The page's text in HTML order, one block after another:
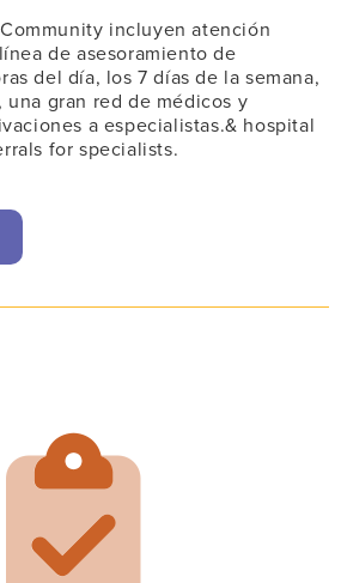
incluyen atención
de asesoramiento de
del día, los 7 días de la semana,
una gran red de médicos y
a especialistas.& hospital
for specialists.